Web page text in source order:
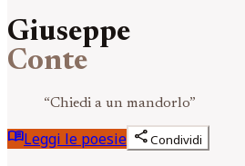
Giuseppe
Conte
“Chiedi a un mandorlo”
menu_bookLeggi le poesie shareCondividi